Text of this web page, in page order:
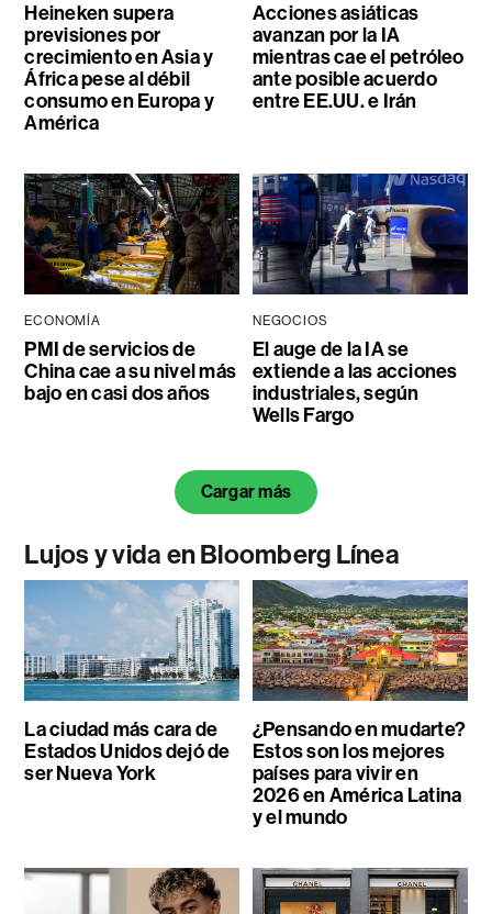
Heineken supera
previsiones por
crecimiento en Asia y
África pese al débil
consumo en Europa y
América
Acciones asiáticas
avanzan por la IA
mientras cae el petróleo
ante posible acuerdo
entre EE.UU. e Irán
ECONOMÍA
PMI de servicios de
China cae a su nivel más
bajo en casi dos años
NEGOCIOS
El auge de la IA se
extiende a las acciones
industriales, según
Wells Fargo
Cargar más
Lujos y vida en Bloomberg Línea
La ciudad más cara de
Estados Unidos dejó de
ser Nueva York
¿Pensando en mudarte?
Estos son los mejores
países para vivir en
2026 en América Latina
y el mundo